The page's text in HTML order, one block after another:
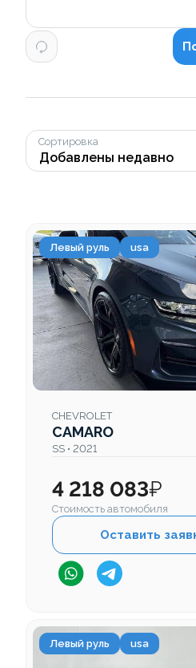
Сортировка
Левый руль usa
CHEVROLET
CAMARO
SS • 2021
4 218 083₽
Стоимость автомобиля
Оставить
Левый руль usa